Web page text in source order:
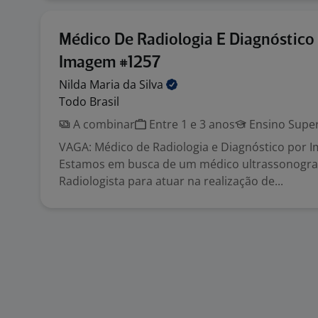
Médico De Radiologia E Diagnóstico
Imagem #1257
Nilda Maria da Silva
Todo Brasil
A combinar
Entre 1 e 3 anos Ensino
VAGA: Médico de Radiologia e Diagnóstico por
Estamos em busca de um médico
Radiologista para atuar na realização de...